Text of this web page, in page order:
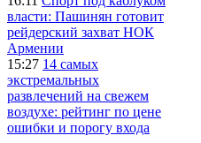
власти: Пашинян готовит
рейдерский захват НОК
Армении
15:27 14 самых
экстремальных
развлечений на свежем
воздухе: рейтинг по цене
ошибки и порогу входа